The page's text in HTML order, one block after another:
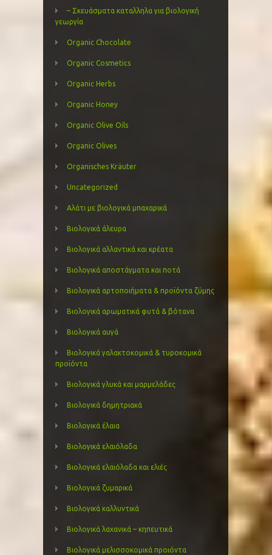
– Σκευάσματα καταλληλα για βιολογική
γεωργία
Organic Chocolate
Organic Cosmetics
Organic Herbs
Organic Honey
Organic Olive Oils
Organic Olives
Organisches Kräuter
Uncategorized
Αλάτι με βιολογικά μπαχαρικά
Βιολογικά άλευρα
Βιολογικά αλλαντικά και κρέατα
Βιολογικά αποστάγματα και ποτά
Βιολογικά αρτοποιήματα & προϊόντα ζύμης
Βιολογικά αρωματικά φυτά & βότανα
Βιολογικά αυγά
Βιολογικά γαλακτοκομικά & τυροκομικά
προϊόντα
Βιολογικά γλυκά και μαρμελάδες
Βιολογικά δημητριακά
Βιολογικά έλαια
Βιολογικά ελαιόλαδα
Βιολογικά ελαιόλαδα και ελιές
Βιολογικά ζυμαρικά
Βιολογικά καλλυντικά
Βιολογικά λαχανικά – κηπευτικά
Βιολογικά μελισσοκομικά προιόντα